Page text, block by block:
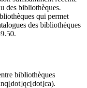
des bibliothèques.
qui permet
des bibliothèques
bibliothèques
.